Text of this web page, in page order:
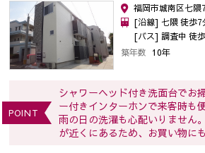
福岡市城南区七隈
[沿線] 七隈 徒歩7
[バス] 調査中 徒
築年数 10年
POINT
シャワーヘッド付き洗面台でお
ー付きインターホンで来客時も
雨の日の洗濯も心配いりません
が近くにあるため、お買い物に